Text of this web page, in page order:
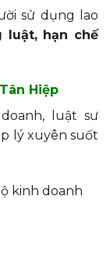
sử dụng lao
luật, hạn chế
Hiệp
luật sư
lý xuyên suốt
kinh doanh